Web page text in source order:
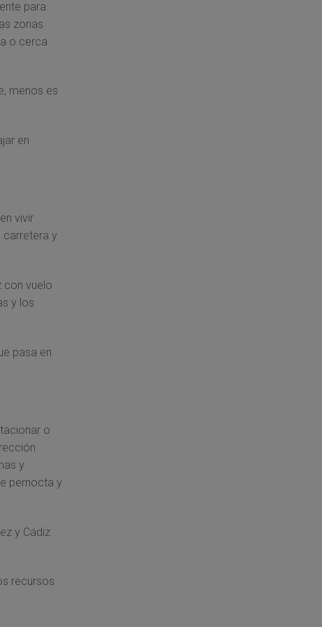
para
zonas
o cerca
menos es
en
vivir
carretera y
con vuelo
y los
pasa en
o
y
pernocta y
y Cádiz
recursos